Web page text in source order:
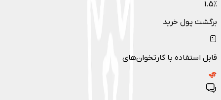
1.5٪
برگشت پول خرید
قابل استفاده با کارتخوان‌های